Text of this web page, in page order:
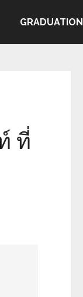
GRADUATION
ที่